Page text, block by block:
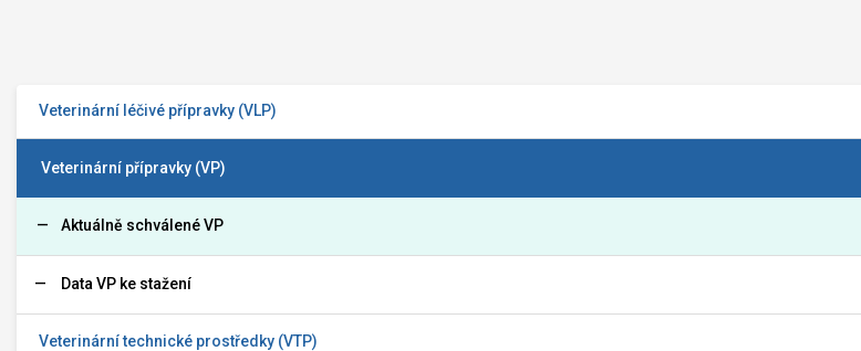
Veterinární léčivé přípravky (VLP)
Veterinární přípravky (VP)
Aktuálně schválené VP
Data VP ke stažení
Veterinární technické prostředky (VTP)